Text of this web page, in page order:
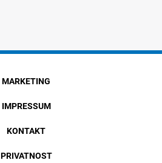
MARKETING
IMPRESSUM
KONTAKT
PRIVATNOST